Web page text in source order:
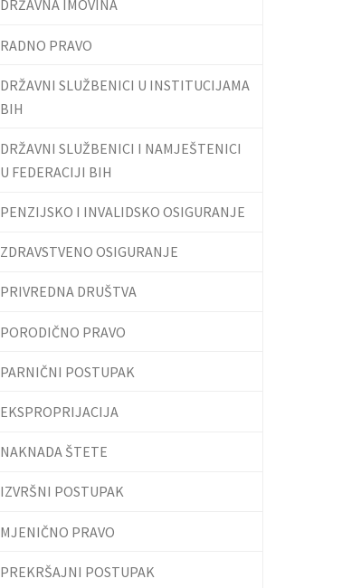
DRŽAVNA IMOVINA
RADNO PRAVO
DRŽAVNI SLUŽBENICI U INSTITUCIJAMA
BIH
DRŽAVNI SLUŽBENICI I NAMJEŠTENICI
U FEDERACIJI BIH
PENZIJSKO I INVALIDSKO OSIGURANJE
ZDRAVSTVENO OSIGURANJE
PRIVREDNA DRUŠTVA
PORODIČNO PRAVO
PARNIČNI POSTUPAK
EKSPROPRIJACIJA
NAKNADA ŠTETE
IZVRŠNI POSTUPAK
MJENIČNO PRAVO
PREKRŠAJNI POSTUPAK